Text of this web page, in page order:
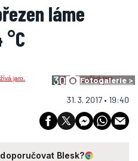
láme
30
Fotogalerie >
31. 3. 2017 • 19:40
Blesk?